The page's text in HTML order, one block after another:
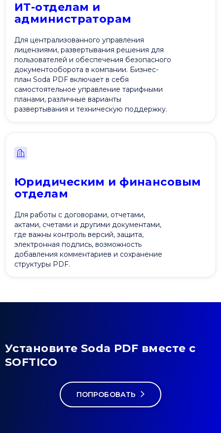
ИТ-отделам и
администраторам
Для централизованного управления
лицензиями, развертывания решения для
пользователей и обеспечения безопасного
документооборота в компании. Бизнес-
план Soda PDF включает в себя
самостоятельное управление тарифными
планами, различные варианты
развертывания и техническую поддержку.
Юридическим и финансовым
отделам
Для работы с договорами, отчетами,
актами, счетами и другими документами,
где важны контроль версий, защита,
электронная подпись, возможность
добавления комментариев и сохранение
структуры PDF.
Установите Soda PDF вместе с
SOFTICO
ПОПРОБОВАТЬ